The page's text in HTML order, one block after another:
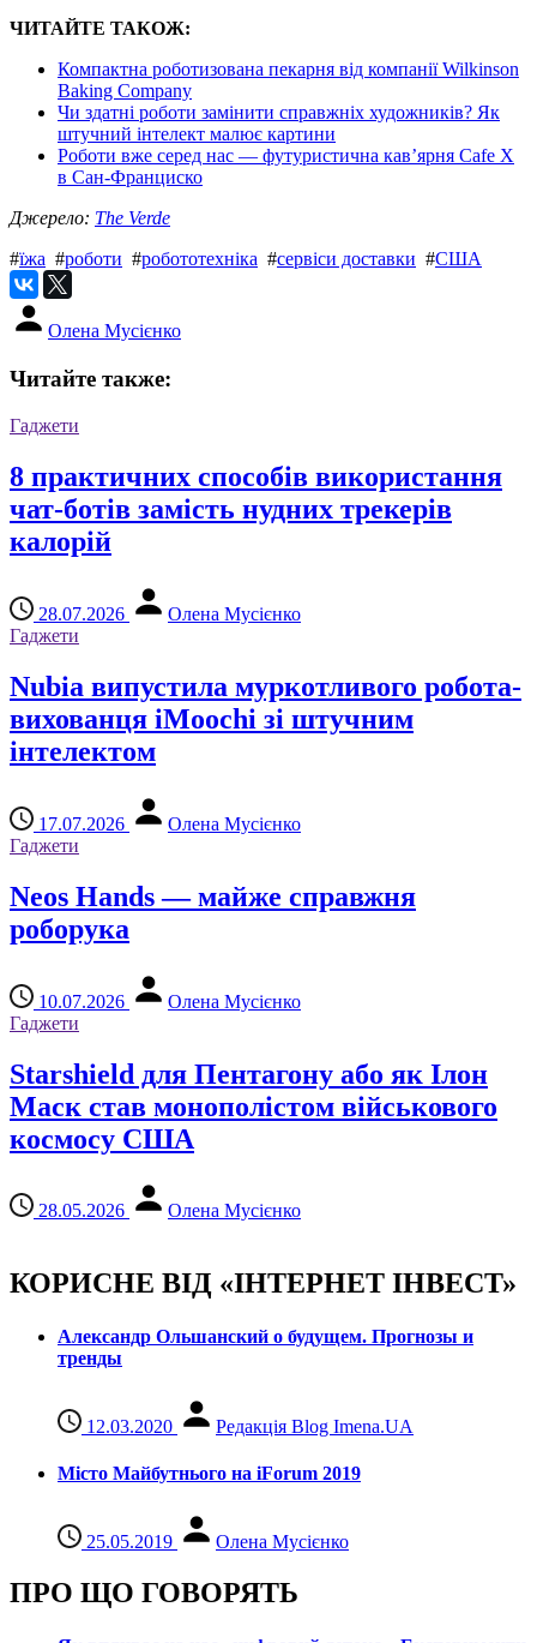
ЧИТАЙТЕ ТАКОЖ:
Компактна роботизована пекарня від компанії Wilkinson
Baking Company
Чи здатні роботи замінити справжніх художників? Як
штучний інтелект малює картини
Роботи вже серед нас — футуристична кав’ярня Cafe X
в Сан-Франциско
Джерело: The Verde
#їжа #роботи #робототехніка #сервіси доставки #США
Олена Мусієнко
Читайте также:
Гаджети
8 практичних способів використання
чат-ботів замість нудних трекерів
калорій
28.07.2026
Олена Мусієнко
Гаджети
Nubia випустила муркотливого робота-
вихованця iMoochi зі штучним
інтелектом
17.07.2026
Олена Мусієнко
Гаджети
Neos Hands — майже справжня
роборука
10.07.2026
Олена Мусієнко
Гаджети
Starshield для Пентагону або як Ілон
Маск став монополістом військового
космосу США
28.05.2026 Олена Мусієнко
КОРИСНЕ ВІД «ІНТЕРНЕТ ІНВЕСТ»
Александр Ольшанский о будущем. Прогнозы и
тренды
12.03.2020 Редакція Blog Imena.UA
Місто Майбутнього на iForum 2019
25.05.2019 Олена Мусієнко
ПРО ЩО ГОВОРЯТЬ